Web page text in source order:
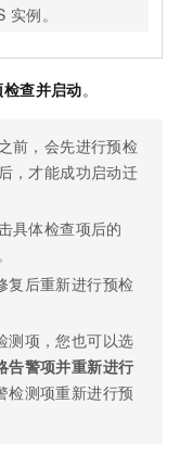
实例。
检查并启动。
前，会先进行预检
，才能成功启动迁
具体检查项后的
复后重新进行预检
测项，您也可以选
告警项并重新进行
检测项重新进行预